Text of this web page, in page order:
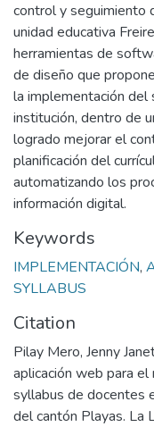
control y seguimiento
unidad educativa
herramientas de
de diseño que
la implementación del
institución, dentro de
logrado mejorar el
planificación del
automatizando los
información digital.
Keywords
IMPLEMENTACIÓN,
SYLLABUS
Citation
Pilay Mero, Jenny
aplicación web para
syllabus de docentes
del cantón Playas. La